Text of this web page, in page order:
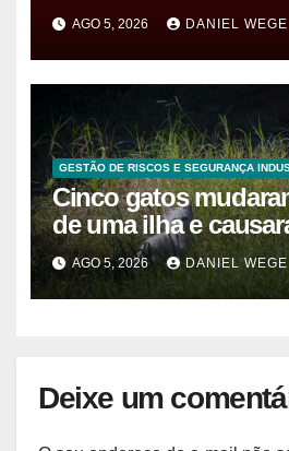
após vazamento em
AGO 5, 2026 DANIEL WEGE
GESTÃO DE RISCOS E SEGURANÇA
Cinco gatos
de uma ilha e
ambiental de R$ 127
AGO 5, 2026 DANIEL WEGE
Deixe um